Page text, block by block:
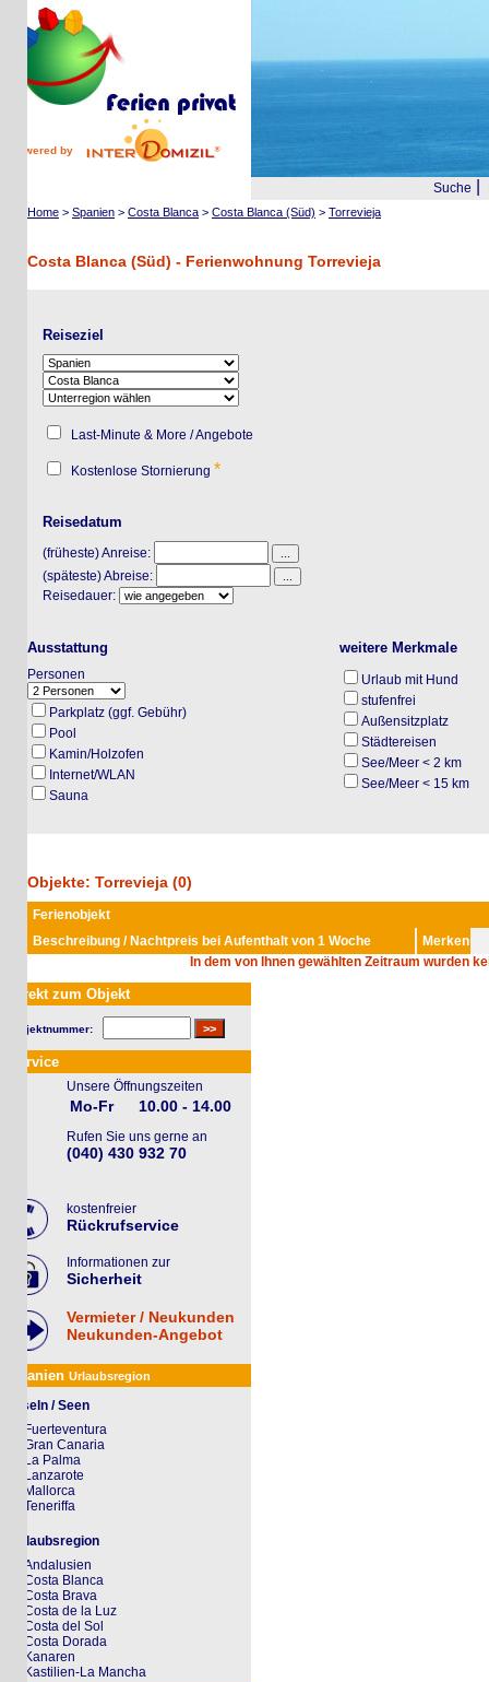
by
Suche|
Home>Spanien>Costa Blanca>Costa Blanca (Süd)>Torrevieja
Costa Blanca (Süd) - Ferienwohnung Torrevieja
Reiseziel
Last-Minute & More / Angebote
Kostenlose Stornierung*
Reisedatum
(früheste) Anreise:
(späteste) Abreise:
Reisedauer:
Ausstattung
Personen
Parkplatz (ggf. Gebühr)
Pool
Kamin/Holzofen
Internet/WLAN
Sauna
weitere Merkmale
Urlaub mit Hund
stufenfrei
Außensitzplatz
Städtereisen
See/Meer < 2 km
See/Meer < 15 km
Objekte: Torrevieja (0)
Ferienobjekt
Beschreibung / Nachtpreis bei Aufenthalt von 1 Woche
Merken
In dem von Ihnen gewählten Zeitraum wurden keine
zum Objekt
Unsere Öffnungszeiten
Mo-Fr 10.00 - 14.00
Rufen Sie uns gerne an
(040) 430 932 70
kostenfreier
Rückrufservice
Informationen zur
Sicherheit
Vermieter / Neukunden
Neukunden-Angebot
Urlaubsregion
/ Seen
Canaria
Palma
Blanca
Brava
de la Luz
del Sol
Dorada
La Mancha